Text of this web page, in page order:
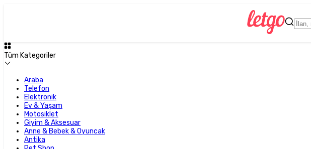
Tüm Kategoriler
Araba
Telefon
Elektronik
Ev & Yaşam
Motosiklet
Giyim & Aksesuar
Anne & Bebek & Oyuncak
Antika